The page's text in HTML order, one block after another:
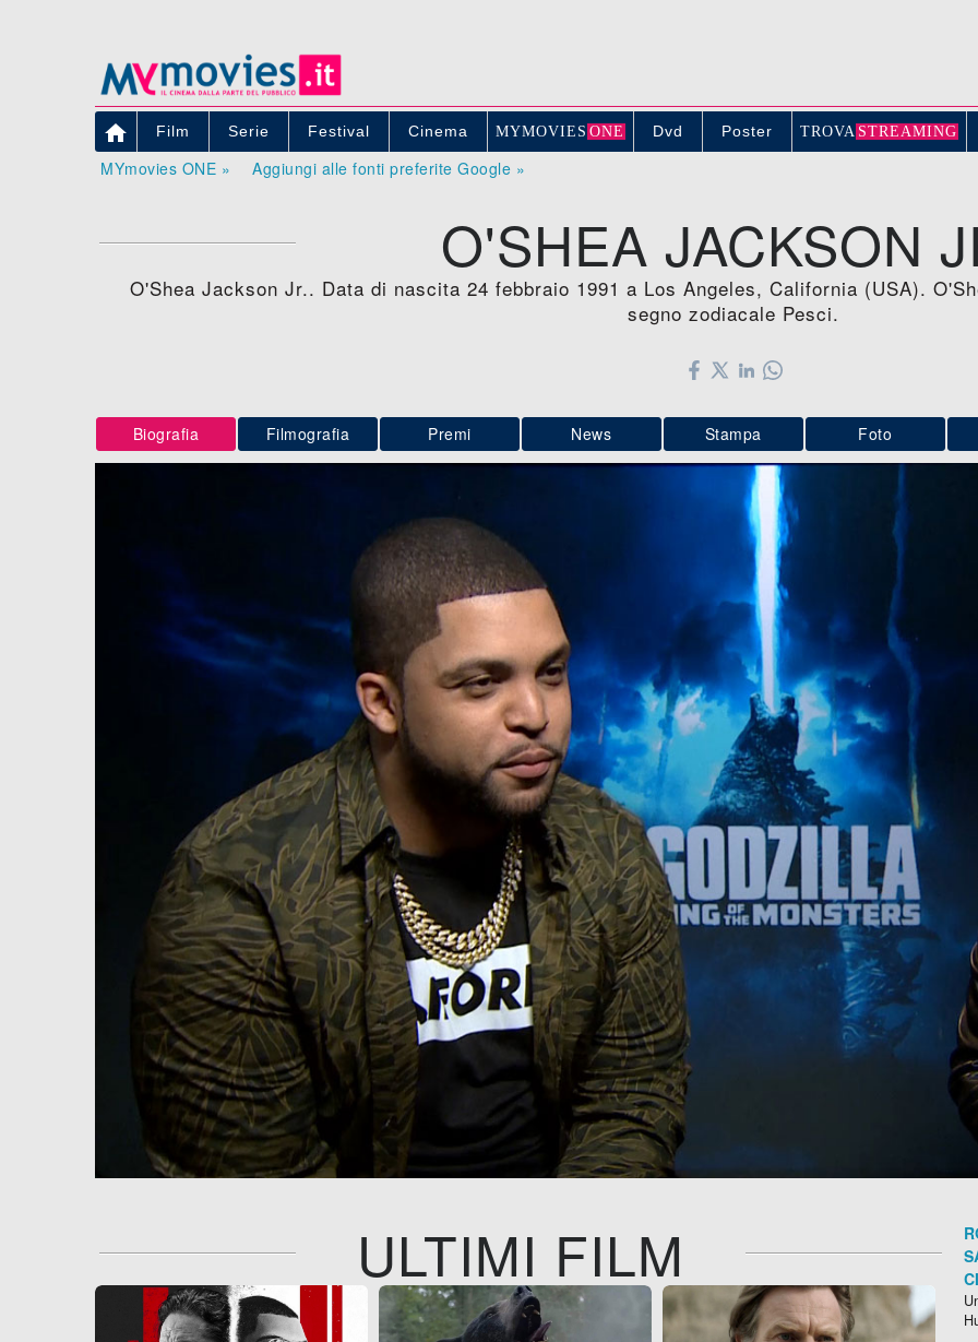
 Film Serie Festival Cinema MYMOVIE S ONE Dvd Poster TROVA STREAMING
MYmovies ONE » Aggiungi alle fonti preferite Google »
O'SHEA JACKSON
O'Shea Jackson Jr.. Data di nascita 24 febbraio 1991 a Los Angeles, California (USA).
segno zodiacale Pesci.
Biografia Filmografia Premi News Stampa Foto
ULTIMI FILM